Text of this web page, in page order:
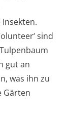
sind
gut an
was ihn zu
Gärten